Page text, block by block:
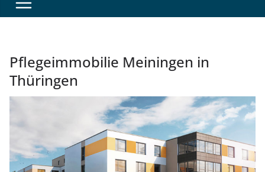
Pflegeimmobilie Meiningen in
Thüringen